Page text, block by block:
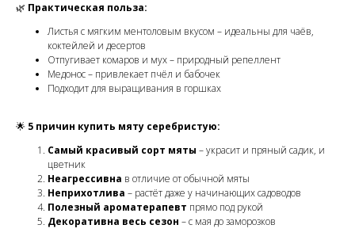
🌿 Практическая польза:
Листья с мягким ментоловым вкусом – идеальны для чаёв,
коктейлей и десертов
Отпугивает комаров и мух – природный репеллент
Медонос – привлекает пчёл и бабочек
Подходит для выращивания в горшках
🌟 5 причин купить мяту серебристую:
Самый красивый сорт мяты – украсит и пряный садик, и
цветник
Неагрессивна в отличие от обычной мяты
Неприхотлива – растёт даже у начинающих садоводов
Полезный ароматерапевт прямо под рукой
Декоративна весь сезон – с мая до заморозков